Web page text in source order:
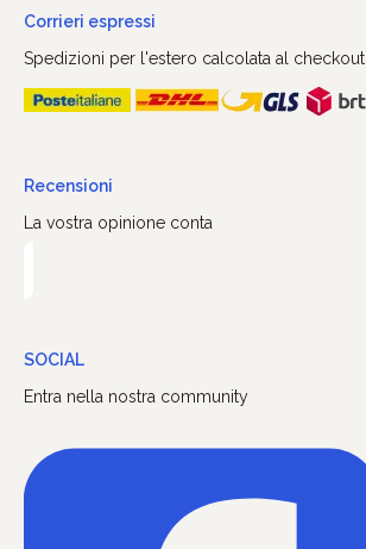
Corrieri espressi
Spedizioni per l'estero calcolata al checkout
Recensioni
La vostra opinione conta
SOCIAL
Entra nella nostra community